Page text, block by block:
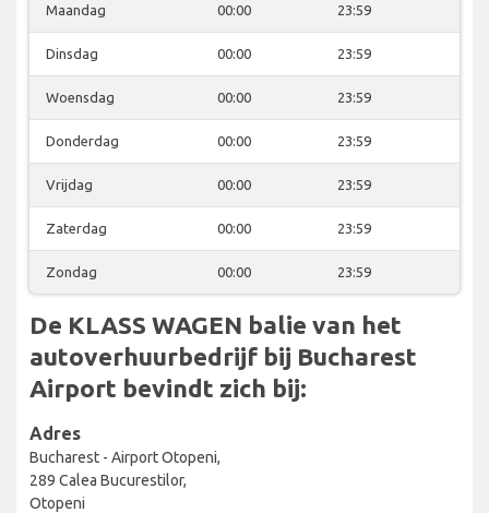
Maandag 00:00 23:59
Dinsdag 00:00 23:59
Woensdag 00:00 23:59
Donderdag 00:00 23:59
Vrijdag 00:00 23:59
Zaterdag 00:00 23:59
Zondag 00:00 23:59
De KLASS WAGEN balie van het
autoverhuurbedrijf bij Bucharest
Airport bevindt zich bij:
Adres
Bucharest - Airport Otopeni,
289 Calea Bucurestilor,
Otopeni